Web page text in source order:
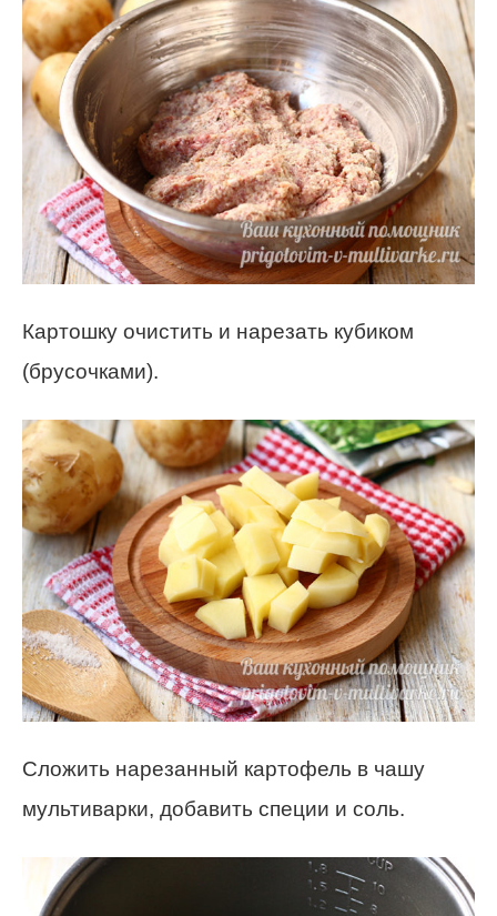
Картошку очистить и нарезать кубиком
(брусочками).
Сложить нарезанный картофель в чашу
мультиварки, добавить специи и соль.